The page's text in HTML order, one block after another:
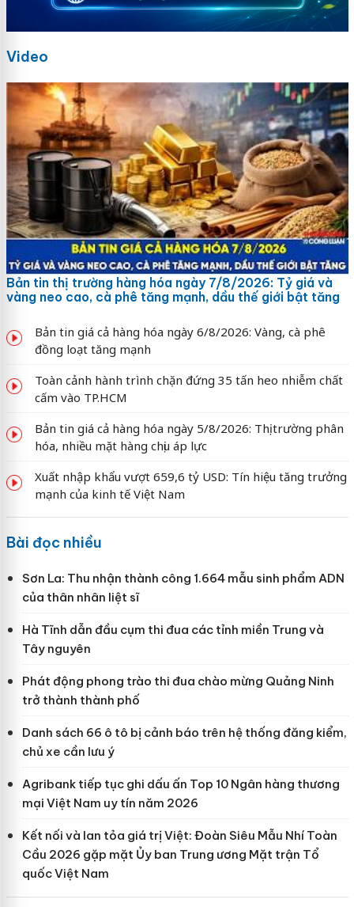
Video
Bản tin thị trường hàng hóa ngày 7/8/2026: Tỷ giá và
vàng neo cao, cà phê tăng mạnh, dầu thế giới bật tăng
Bản tin giá cả hàng hóa ngày 6/8/2026: Vàng, cà phê
đồng loạt tăng mạnh
Toàn cảnh hành trình chặn đứng 35 tấn heo nhiễm chất
cấm vào TP.HCM
Bản tin giá cả hàng hóa ngày 5/8/2026: Thị trường phân
hóa, nhiều mặt hàng chịu áp lực
Xuất nhập khẩu vượt 659,6 tỷ USD: Tín hiệu tăng trưởng
mạnh của kinh tế Việt Nam
Bài đọc nhiều
Sơn La: Thu nhận thành công 1.664 mẫu sinh phẩm ADN
của thân nhân liệt sĩ
Hà Tĩnh dẫn đầu cụm thi đua các tỉnh miền Trung và
Tây nguyên
Phát động phong trào thi đua chào mừng Quảng Ninh
trở thành thành phố
Danh sách 66 ô tô bị cảnh báo trên hệ thống đăng kiểm,
chủ xe cần lưu ý
Agribank tiếp tục ghi dấu ấn Top 10 Ngân hàng thương
mại Việt Nam uy tín năm 2026
Kết nối và lan tỏa giá trị Việt: Đoàn Siêu Mẫu Nhí Toàn
Cầu 2026 gặp mặt Ủy ban Trung ương Mặt trận Tổ
quốc Việt Nam